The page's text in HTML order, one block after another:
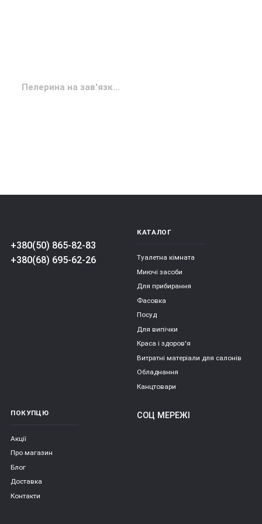
Пелерина на зав'язках для макіяжу або косметології 10 штук
+380(50) 865-82-83
+380(68) 695-62-26
КАТАЛОГ
Туалетна кімната
Миючі засоби
Для прибирання
Фасовка
Посуд
Для випічки
Краса і здоров'я
Витратні матеріали для салонів
Обладнання
Канцтовари
ПОКУПЦЮ
Акції
Про магазин
Блог
Доставка
Контакти
СОЦ МЕРЕЖІ